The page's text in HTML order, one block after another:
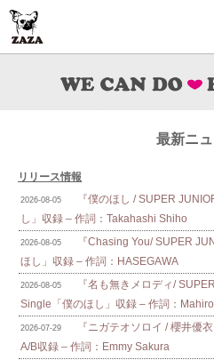
最新ニ
リリース情報
2026-08-05
『僕のほし / SUPER
し」収録 – 作詞：Takahashi Shiho
2026-08-05
『Chasing You/ SUPER
ほし」収録 – 作詞：HASEGAWA
2026-08-05
『名も無きメロディ/
Single「僕のほし」収録 – 作詞：Mahiro
2026-07-29
『ニガテオソロイ / 櫻井優
A/B収録 – 作詞：Emmy Sakura